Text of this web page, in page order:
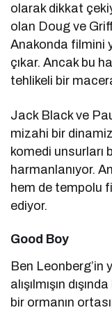
olarak dikkat
olan Doug ve
Anakonda filmini
çıkar. Ancak bu
tehlikeli bir
Jack Black ve
mizahi bir
komedi unsurları
harmanlanıyor.
hem de tempolu
ediyor.
Good Boy
Ben Leonberg’in
alışılmışın
bir ormanın